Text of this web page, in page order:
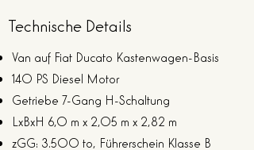
Technische Details
Van auf Fiat Ducato Kastenwagen-Basis
140 PS Diesel Motor
Getriebe 7-Gang H-Schaltung
LxBxH 6,0 m x 2,05 m x 2,82 m
zGG: 3.500 to, Führerschein Klasse B